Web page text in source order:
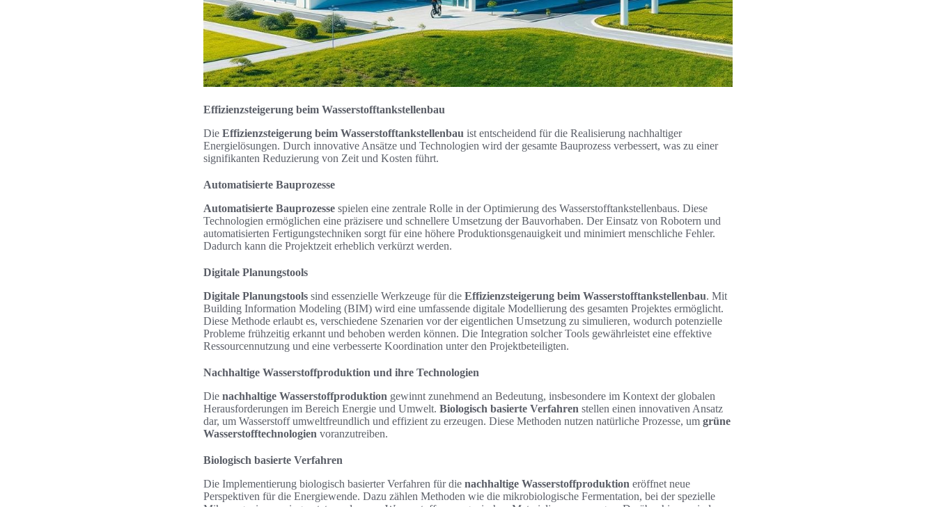
Effizienzsteigerung beim Wasserstofftankstellenbau
Die Effizienzsteigerung beim Wasserstofftankstellenbau ist entscheidend für die Realisierung nachhaltiger
Energielösungen. Durch innovative Ansätze und Technologien wird der gesamte Bauprozess verbessert, was zu einer
signifikanten Reduzierung von Zeit und Kosten führt.
Automatisierte Bauprozesse
Automatisierte Bauprozesse spielen eine zentrale Rolle in der Optimierung des Wasserstofftankstellenbaus. Diese
Technologien ermöglichen eine präzisere und schnellere Umsetzung der Bauvorhaben. Der Einsatz von Robotern und
automatisierten Fertigungstechniken sorgt für eine höhere Produktionsgenauigkeit und minimiert menschliche Fehler.
Dadurch kann die Projektzeit erheblich verkürzt werden.
Digitale Planungstools
Digitale Planungstools sind essenzielle Werkzeuge für die Effizienzsteigerung beim Wasserstofftankstellenbau. Mit
Building Information Modeling (BIM) wird eine umfassende digitale Modellierung des gesamten Projektes ermöglicht.
Diese Methode erlaubt es, verschiedene Szenarien vor der eigentlichen Umsetzung zu simulieren, wodurch potenzielle
Probleme frühzeitig erkannt und behoben werden können. Die Integration solcher Tools gewährleistet eine effektive
Ressourcennutzung und eine verbesserte Koordination unter den Projektbeteiligten.
Nachhaltige Wasserstoffproduktion und ihre Technologien
Die nachhaltige Wasserstoffproduktion gewinnt zunehmend an Bedeutung, insbesondere im Kontext der globalen
Herausforderungen im Bereich Energie und Umwelt. Biologisch basierte Verfahren stellen einen innovativen Ansatz
dar, um Wasserstoff umweltfreundlich und effizient zu erzeugen. Diese Methoden nutzen natürliche Prozesse, um grüne
Wasserstofftechnologien voranzutreiben.
Biologisch basierte Verfahren
Die Implementierung biologisch basierter Verfahren für die nachhaltige Wasserstoffproduktion eröffnet neue
Perspektiven für die Energiewende. Dazu zählen Methoden wie die mikrobiologische Fermentation, bei der spezielle